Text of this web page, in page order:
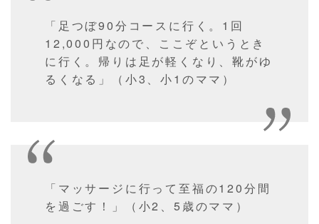
「足つぼ90分コースに行く。1回
12,000円なので、ここぞというとき
に行く。帰りは足が軽くなり、靴がゆ
るくなる」（小3、小1のママ）
「マッサージに行って至福の120分間
を過ごす！」（小2、5歳のママ）